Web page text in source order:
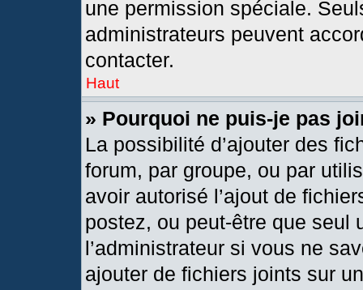
une permission spéciale.
administrateurs peuvent
contacter.
Haut
» Pourquoi ne puis-je pas
La possibilité d’ajouter des
forum, par groupe, ou par
avoir autorisé l’ajout de
postez, ou peut-être que seul
l’administrateur si vous ne
ajouter de fichiers joints sur